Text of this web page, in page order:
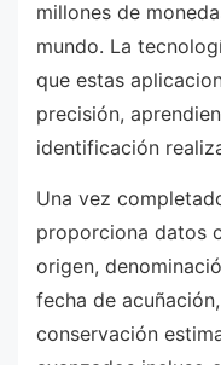
millones de
mundo. La
que estas
precisión,
identificación
Una vez
proporciona datos
origen,
fecha de
conservación